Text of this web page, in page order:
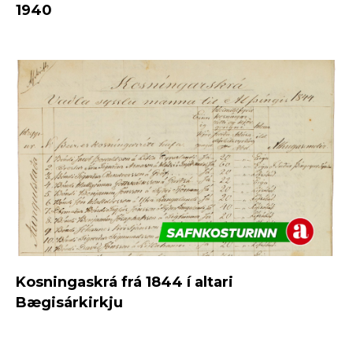
1940
Kosningaskrá frá 1844 í altari
Bægisárkirkju